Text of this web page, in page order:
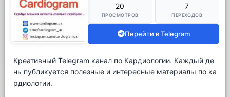
20
ПРОСМОТРОВ
7
ПЕРЕХОДОВ
Перейти в Telegram
Креативный Telegram канал по Кардиологии. Каждый де
нь публикуется полезные и интересные материалы по ка
рдиологии.